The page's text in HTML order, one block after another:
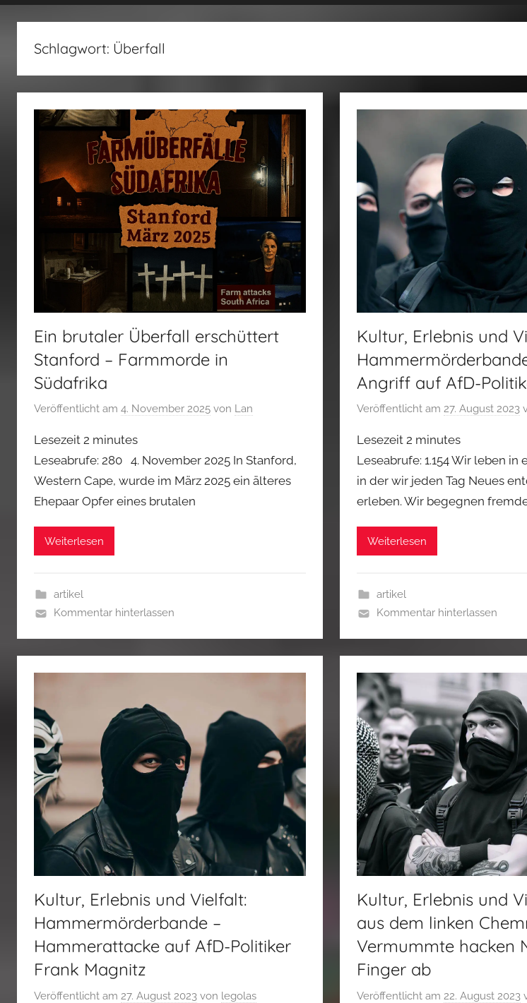
fertig…!
Schlagwort: Überfall
Ein brutaler Überfall erschüttert
Stanford – Farmmorde in
Südafrika
Veröffentlicht am 4. November 2025 von Lan
Lesezeit 2 minutes
Leseabrufe: 280 4. November 2025 In Stanford,
Western Cape, wurde im März 2025 ein älteres
Ehepaar Opfer eines brutalen
Weiterlesen
artikel
Kommentar hinterlassen
Kultur, Erlebnis und
Angriff auf AfD-
Veröffentlicht am27. August 2023
Lesezeit 2 minutes
Leseabrufe: 1.154 Wir leben in
in der wir jeden Tag Neues
erleben. Wir begegnen
Weiterlesen
artikel
Kommentar hinterlassen
Kultur, Erlebnis und Vielfalt:
Hammermörderbande –
Hammerattacke auf AfD-Politiker
Frank Magnitz
Veröffentlicht am 27. August 2023 von legolas
Kultur, Erlebnis und
aus dem linken
Vermummte hacken
Finger ab
Veröffentlicht am22. August 2023